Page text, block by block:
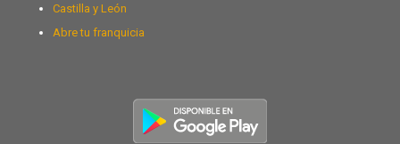
Castilla y León
Abre tu franquicia